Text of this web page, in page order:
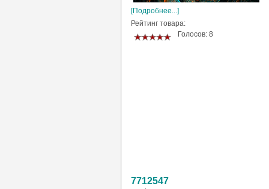
[Подробнее...]
Рейтинг товара:
Голосов: 8
7712547